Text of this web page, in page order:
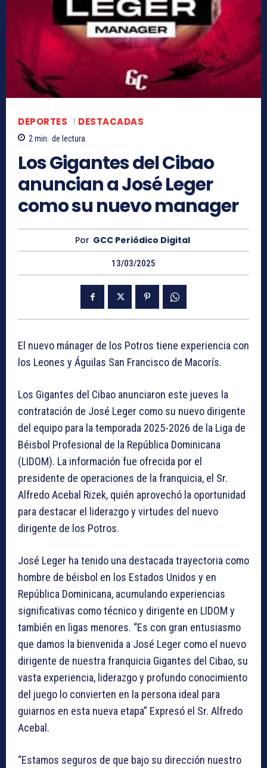
DEPORTES DESTACADAS
2 min. de lectura
Los Gigantes del Cibao
anuncian a José Leger
como su nuevo manager
Por GCC Periódico Digital
13/03/2025
El nuevo mánager de los Potros tiene experiencia con
los Leones y Águilas San Francisco de Macorís.
Los Gigantes del Cibao anunciaron este jueves la
contratación de José Leger como su nuevo dirigente
del equipo para la temporada 2025-2026 de la Liga de
Béisbol Profesional de la República Dominicana
(LIDOM). La información fue ofrecida por el
presidente de operaciones de la franquicia, el Sr.
Alfredo Acebal Rizek, quién aprovechó la oportunidad
para destacar el liderazgo y virtudes del nuevo
dirigente de los Potros.
José Leger ha tenido una destacada trayectoria como
hombre de béisbol en los Estados Unidos y en
República Dominicana, acumulando experiencias
significativas como técnico y dirigente en LIDOM y
también en ligas menores. “Es con gran entusiasmo
que damos la bienvenida a José Leger como el nuevo
dirigente de nuestra franquicia Gigantes del Cibao, su
vasta experiencia, liderazgo y profundo conocimiento
del juego lo convierten en la persona ideal para
guiarnos en esta nueva etapa” Expresó el Sr. Alfredo
Acebal.
“Estamos seguros de que bajo su dirección nuestro